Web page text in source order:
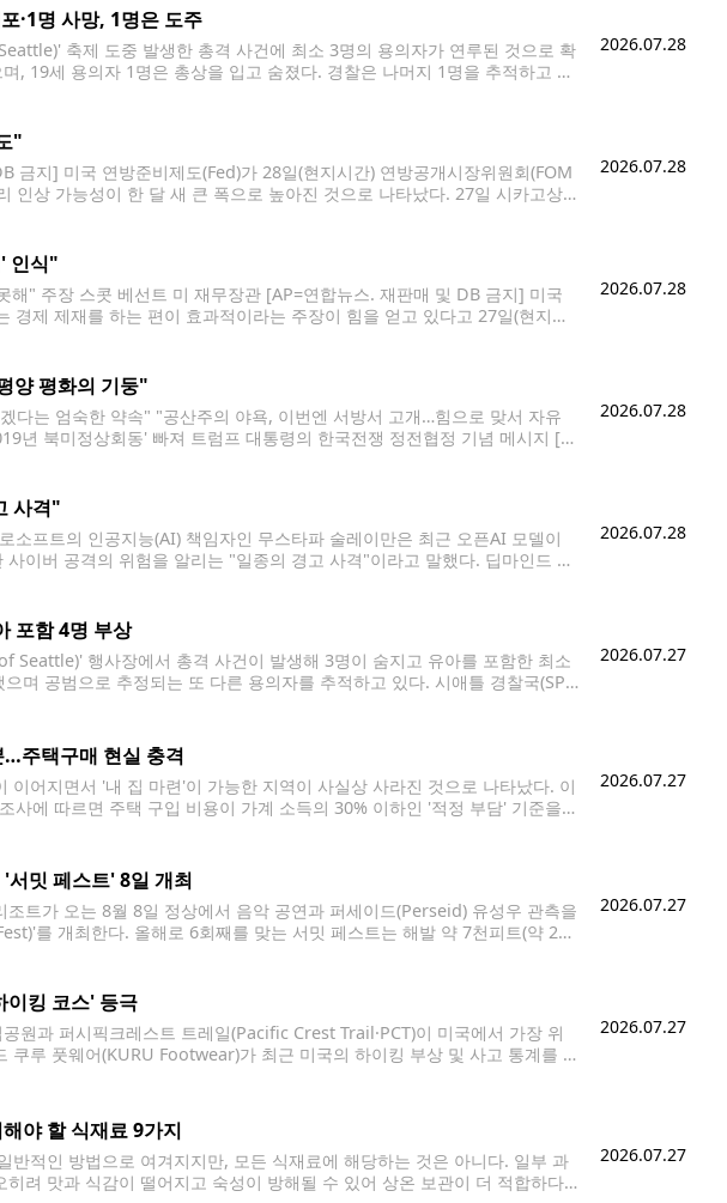
·1명 사망, 1명은 도주
축제 도중 발생한 총격 사건에 최소 3명의 용의자가 연루된 것으로 확
, 19세 용의자 1명은 총상을 입고 숨졌다. 경찰은 나머지 1명을 추적하고 있
2026.07.28
"
금지] 미국 연방준비제도(Fed)가 28일(현지시간) 연방공개시장위원회(FOM
인상 가능성이 한 달 새 큰 폭으로 높아진 것으로 나타났다. 27일 시카고상품
2026.07.28
인식"
" 주장 스콧 베선트 미 재무장관 [AP=연합뉴스. 재판매 및 DB 금지] 미국
경제 제재를 하는 편이 효과적이라는 주장이 힘을 얻고 있다고 27일(현지시
2026.07.28
양 평화의 기둥"
다는 엄숙한 약속" "공산주의 야욕, 이번엔 서방서 고개…힘으로 맞서 자유
년 북미정상회동' 빠져 트럼프 대통령의 한국전쟁 정전협정 기념 메시지 [백
2026.07.28
사격"
소프트의 인공지능(AI) 책임자인 무스타파 술레이만은 최근 오픈AI 모델이
이버 공격의 위험을 알리는 "일종의 경고 사격"이라고 말했다. 딥마인드 공
2026.07.28
포함 4명 부상
Seattle)' 행사장에서 총격 사건이 발생해 3명이 숨지고 유아를 포함한 최소
며 공범으로 추정되는 또 다른 용의자를 추적하고 있다. 시애틀 경찰국(SP
2026.07.27
…주택구매 현실 충격
이어지면서 '내 집 마련'이 가능한 지역이 사실상 사라진 것으로 나타났다. 이
에 따르면 주택 구입 비용이 가계 소득의 30% 이하인 '적정 부담' 기준을
2026.07.27
서밋 페스트' 8일 개최
트가 오는 8월 8일 정상에서 음악 공연과 퍼세이드(Perseid) 유성우 관측을
를 개최한다. 올해로 6회째를 맞는 서밋 페스트는 해발 약 7천피트(약 2천
2026.07.27
킹 코스' 등극
원과 퍼시픽크레스트 트레일(Pacific Crest Trail·PCT)이 미국에서 가장 위
쿠루 풋웨어(KURU Footwear)가 최근 미국의 하이킹 부상 및 사고 통계를 분
2026.07.27
야 할 식재료 9가지
반적인 방법으로 여겨지지만, 모든 식재료에 해당하는 것은 아니다. 일부 과
려 맛과 식감이 떨어지고 숙성이 방해될 수 있어 상온 보관이 더 적합하다
2026.07.27